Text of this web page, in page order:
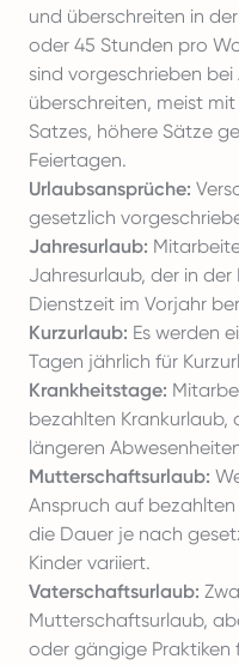
und überschreiten in
oder 45 Stunden pro
sind vorgeschrieben
überschreiten, meist
Satzes, höhere Sätze
Feiertagen.
Urlaubsansprüche:
gesetzlich
Jahresurlaub:
Jahresurlaub, der in
Dienstzeit im Vorjahr
Kurzurlaub: Es werden
Tagen jährlich für
Krankheitstage:
bezahlten Krankurlaub,
längeren
Mutterschaftsurlaub:
Anspruch auf
die Dauer je nach
Kinder variiert.
Vaterschaftsurlaub:
Mutterschaftsurlaub,
oder gängige Praktiken